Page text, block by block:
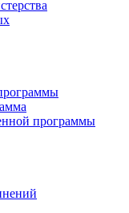
программы